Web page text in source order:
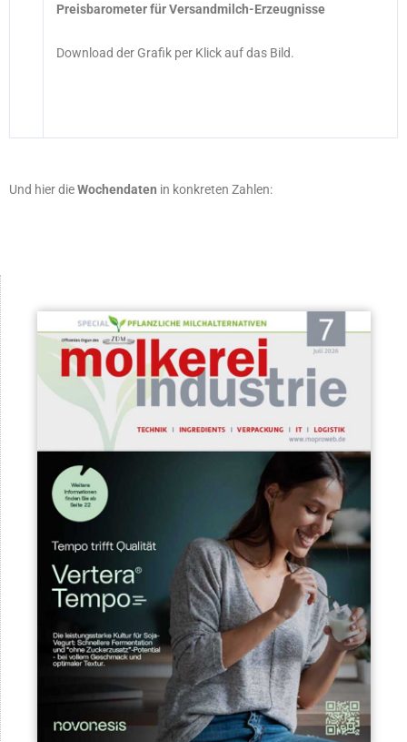
Preisbarometer für Versandmilch-Erzeugnisse
Download der Grafik per Klick auf das Bild.
Und hier dieWochendaten in konkreten Zahlen: